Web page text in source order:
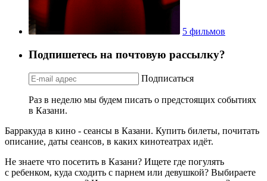
5 фильмов
Подпишетесь на почтовую рассылку?
Подписаться
Раз в неделю мы будем писать о предстоящих событиях
в Казани.
Барракуда в кино - сеансы в Казани. Купить билеты, почитать
описание, даты сеансов, в каких кинотеатрах идёт.
Не знаете что посетить в Казани? Ищете где погулять
с ребенком, куда сходить с парнем или девушкой? Выбираете